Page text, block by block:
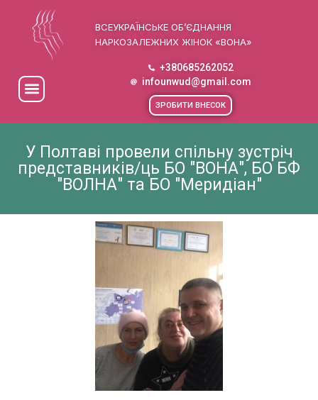
ВСЕУКРАЇНСЬКЕ ОБ’ЄДНАННЯ
НАРКОЗАЛЕЖНИХ ЖІНОК «ВОНА»
+380685262052
infounwud@gmail.com
ЗРОБИТИ ВНЕСОК
У Полтаві провели спільну зустріч
представників/ць БО "ВОНА", БО БФ
"ВОЛНА" та БО "Меридіан"